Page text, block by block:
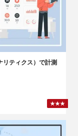
ティクス）で計測